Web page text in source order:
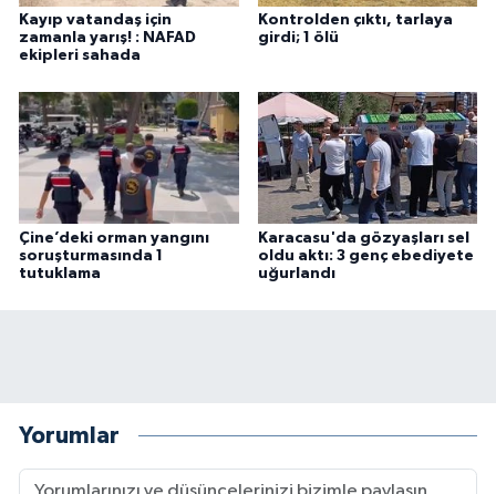
Kayıp vatandaş için
zamanla yarış! : NAFAD
ekipleri sahada
Kontrolden çıktı, tarlaya
girdi; 1 ölü
Çine’deki orman yangını
soruşturmasında 1
tutuklama
Karacasu'da gözyaşları sel
oldu aktı: 3 genç ebediyete
uğurlandı
Yorumlar